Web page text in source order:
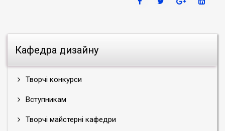
Кафедра дизайну
Творчі конкурси
Вступникам
Творчі майстерні кафедри